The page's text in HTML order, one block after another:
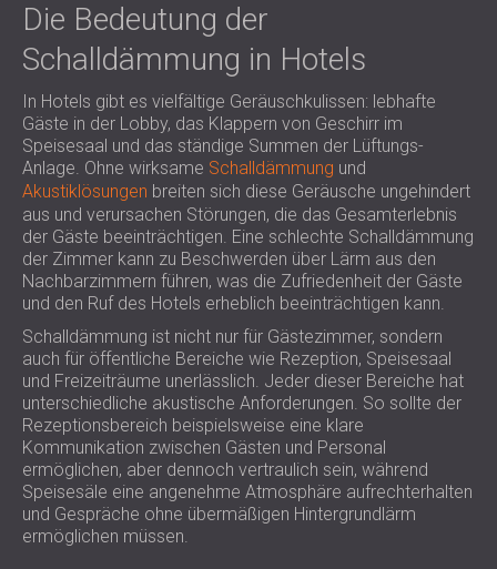
EINZELHANDELSFLÄCHEN
SCHALLSCHUTZ UND AKUSTIK FÜR
BILDUNGSEINRICHTUNGEN
SCHALLSCHUTZ UND AKUSTIK FÜR
GESUNDHEITSEINRICHTUNGE
SCHALLSCHUTZ UND
AKUSTIKLÖSUNGEN FÜR DEN
AUDIOLOGIEBEREICH
SCHALLDÄMMUNG UND
AKUSTIKLÖSUNGEN FÜR
RECHENZENTREN
SOUTH AFRICA (ZA)
Die Bedeutung der
Schalldämmung in Hotels
In Hotels gibt es vielfältige Geräuschkulissen: lebhafte
Gäste in der Lobby, das Klappern von Geschirr im
Speisesaal und das ständige Summen der Lüftungs-
Anlage. Ohne wirksame Schalldämmung und
Akustiklösungen breiten sich diese Geräusche ungehindert
aus und verursachen Störungen, die das Gesamterlebnis
der Gäste beeinträchtigen. Eine schlechte Schalldämmung
der Zimmer kann zu Beschwerden über Lärm aus den
Nachbarzimmern führen, was die Zufriedenheit der Gäste
und den Ruf des Hotels erheblich beeinträchtigen kann.
Schalldämmung ist nicht nur für Gästezimmer, sondern
auch für öffentliche Bereiche wie Rezeption, Speisesaal
und Freizeiträume unerlässlich. Jeder dieser Bereiche hat
unterschiedliche akustische Anforderungen. So sollte der
Rezeptionsbereich beispielsweise eine klare
Kommunikation zwischen Gästen und Personal
ermöglichen, aber dennoch vertraulich sein, während
Speisesäle eine angenehme Atmosphäre aufrechterhalten
und Gespräche ohne übermäßigen Hintergrundlärm
ermöglichen müssen.